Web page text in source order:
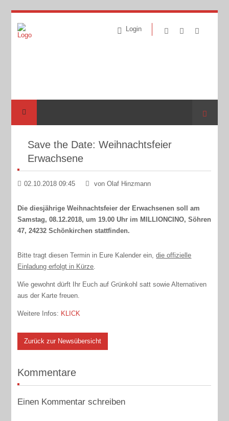
Login
Suche
Save the Date: Weihnachtsfeier
Erwachsene
02.10.2018 09:45 von Olaf Hinzmann
Die diesjährige Weihnachtsfeier der Erwachsenen soll am
Samstag, 08.12.2018, um 19.00 Uhr im MILLIONCINO, Söhren
47, 24232 Schönkirchen stattfinden.
Bitte tragt diesen Termin in Eure Kalender ein,die offizielle
Einladung erfolgt in Kürze
Wie gewohnt dürft Ihr Euch auf Grünkohl satt sowie Alternativen
aus der Karte freuen.
Weitere Infos: KLICK
Zurück zur Newsübersicht
Kommentare
Einen Kommentar schreiben